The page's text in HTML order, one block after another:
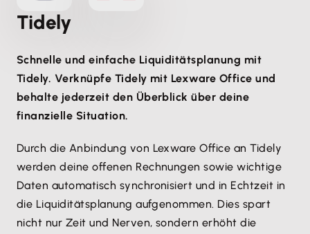
Tidely
Schnelle und einfache Liquiditätsplanung mit
Tidely. Verknüpfe Tidely mit Lexware Office und
behalte jederzeit den Überblick über deine
finanzielle Situation.
Durch die Anbindung von Lexware Office an Tidely
werden deine offenen Rechnungen sowie wichtige
Daten automatisch synchronisiert und in Echtzeit in
die Liquiditätsplanung aufgenommen. Dies spart
nicht nur Zeit und Nerven, sondern erhöht die